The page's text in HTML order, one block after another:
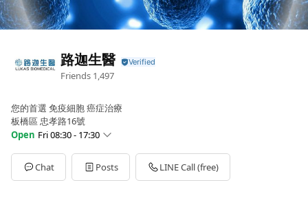
路迦生醫
Friends 1,497
您的首選 免疫細胞 癌症治療
板橋區 忠孝路16號
Open Fri 08:30 - 17:30
Sun00:00 - 00:00
Mon08:30 - 17:30
Tue
08:30 - 17:30
Chat Posts LINE Call (free)